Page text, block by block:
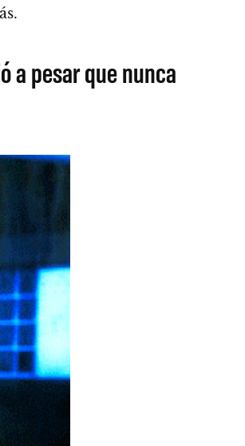
a pesar que nunca